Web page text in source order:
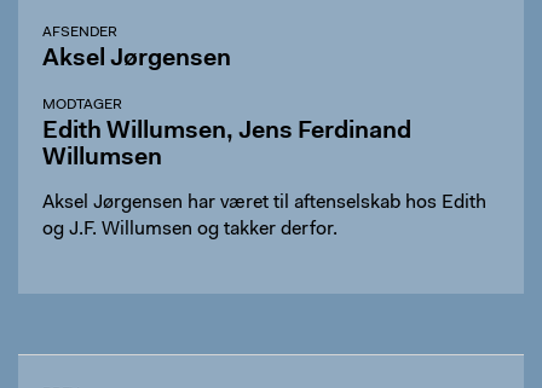
AFSENDER
Aksel Jørgensen
MODTAGER
Edith Willumsen, Jens Ferdinand
Willumsen
Aksel Jørgensen har været til aftenselskab hos Edith
og J.F. Willumsen og takker derfor.